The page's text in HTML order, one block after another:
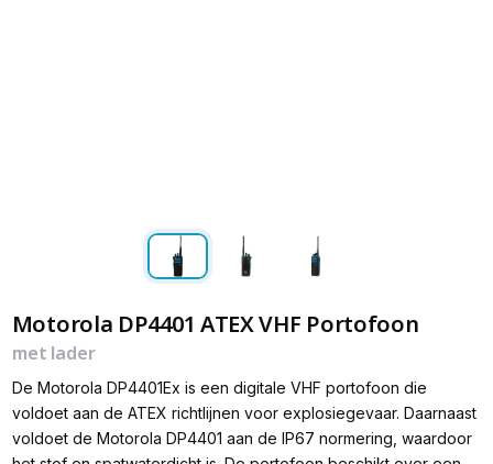
Motorola DP4401 ATEX VHF Portofoon
met lader
De Motorola DP4401Ex is een digitale VHF portofoon die
voldoet aan de ATEX richtlijnen voor explosiegevaar. Daarnaast
voldoet de Motorola DP4401 aan de IP67 normering, waardoor